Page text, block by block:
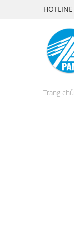
HOTLINE
Trang chủ